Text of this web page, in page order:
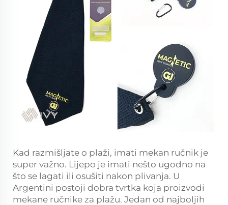
Kad razmišljate o plaži, imati mekan ručnik je
super važno. Lijepo je imati nešto ugodno na
što se lagati ili osušiti nakon plivanja. U
Argentini postoji dobra tvrtka koja proizvodi
mekane ručnike za plažu. Jedan od najboljih